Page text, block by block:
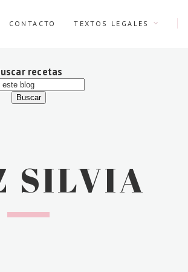
CONTACTO TEXTOS LEGALES
recetas
SILVIA